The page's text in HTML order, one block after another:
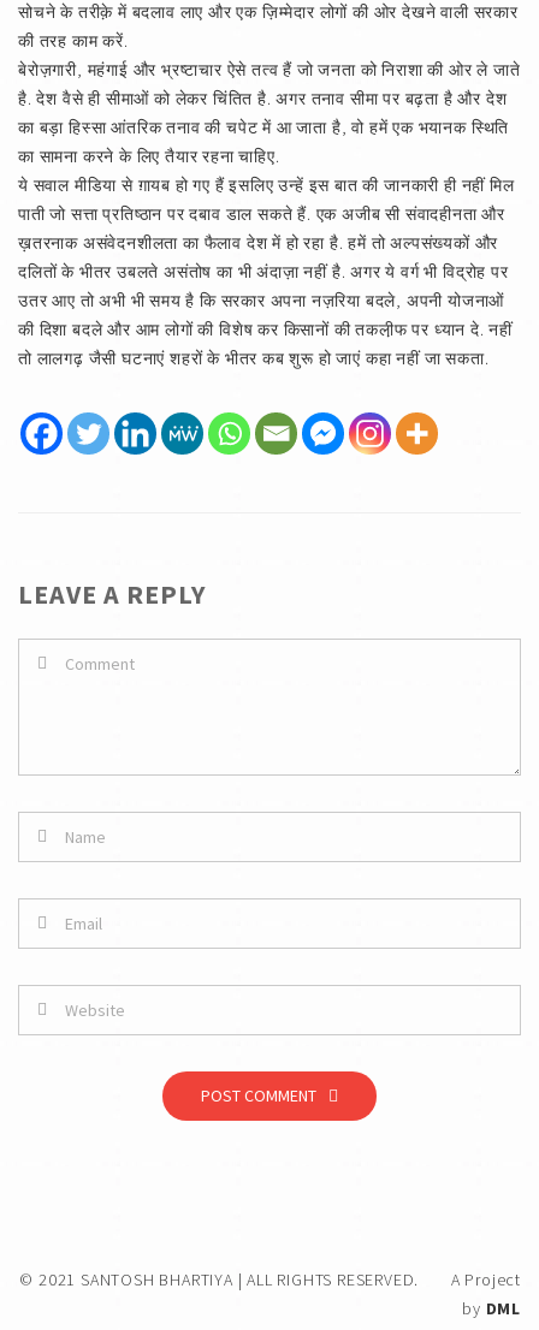
सोचने के तरीक़े में बदलाव लाए और एक ज़िम्मेदार लोगों की ओर देखने वाली सरकार
की तरह काम करें.
बेरोज़गारी, महंगाई और भ्रष्टाचार ऐसे तत्व हैं जो जनता को निराशा की ओर ले जाते
है. देश वैसे ही सीमाओं को लेकर चिंतित है. अगर तनाव सीमा पर बढ़ता है और देश
का बड़ा हिस्सा आंतरिक तनाव की चपेट में आ जाता है, वो हमें एक भयानक स्थिति
का सामना करने के लिए तैयार रहना चाहिए.
ये सवाल मीडिया से ग़ायब हो गए हैं इसलिए उन्हें इस बात की जानकारी ही नहीं मिल
पाती जो सत्ता प्रतिष्ठान पर दबाव डाल सकते हैं. एक अजीब सी संवादहीनता और
ख़तरनाक असंवेदनशीलता का फैलाव देश में हो रहा है. हमें तो अल्पसंख्यकों और
दलितों के भीतर उबलते असंतोष का भी अंदाज़ा नहीं है. अगर ये वर्ग भी विद्रोह पर
उतर आए तो अभी भी समय है कि सरकार अपना नज़रिया बदले, अपनी योजनाओं
की दिशा बदले और आम लोगों की विशेष कर किसानों की तकली़फ पर ध्यान दे. नहीं
तो लालगढ़ जैसी घटनाएं शहरों के भीतर कब शुरू हो जाएं कहा नहीं जा सकता.
LEAVE A REPLY
POST COMMENT
© 2021 SANTOSH BHARTIYA | ALL RIGHTS RESERVED. A Project
by DML